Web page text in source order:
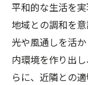
平和的な生活を
地域との調和を
光や風通しを活
内環境を作り出
らに、近隣との